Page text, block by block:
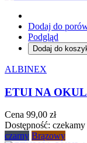
Dodaj do
Podgląd
Dodaj do
ALBINEX
ETUI NA
Cena 99,00 zł
Dostępność:
czarny Brązowy